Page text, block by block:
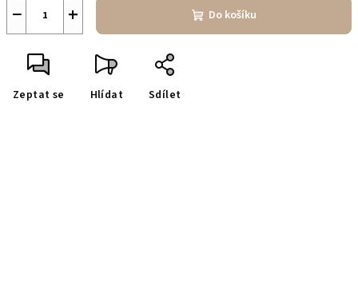
+
− Do košíku
Zeptat se Hlídat Sdílet